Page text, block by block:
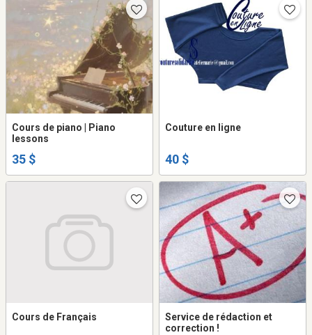
Cours de piano | Piano
lessons
35 $
Couture en ligne
40 $
Cours de Français
Service de rédaction et
correction !